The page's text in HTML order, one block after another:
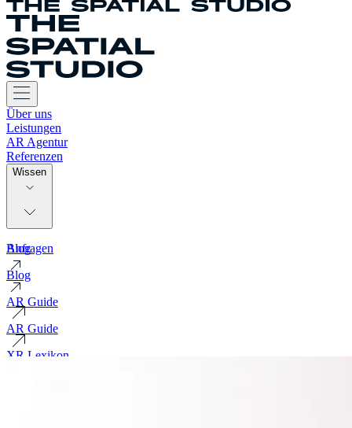
Über uns
Leistungen
AR Agentur
Referenzen
Wissen
Blog
Blog
AR Guide
AR Guide
XR Lexikon
Anfragen